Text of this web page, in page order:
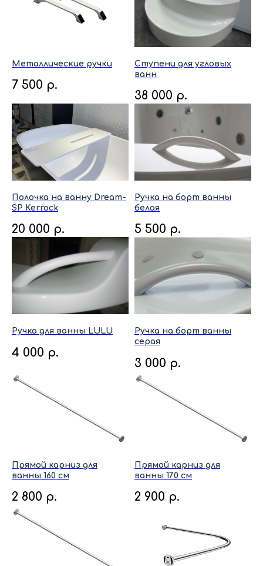
Металлические ручки
7 500 р.
Cтупени для угловых
ванн
38 000 р.
Полочка на ванну Dream-
SP Kerrock
20 000 р.
Ручка на борт ванны
белая
5 500 р.
Ручка для ванны LULU
4 000 р.
Ручка на борт ванны
серая
3 000 р.
Прямой карниз для
ванны 160 см
2 800 р.
Прямой карниз для
ванны 170 см
2 900 р.